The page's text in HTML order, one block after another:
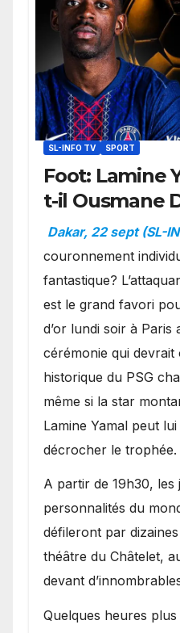
SL-INFO TV SPORT
Foot: Lamine
t-il Ousmane
Ballon d’or ?
Dakar, 22 sept (SL-
couronnement
fantastique?
est le grand favori
d’or lundi soir à Paris
cérémonie qui devrait
historique du PSG
même si la star
Lamine Yamal peut
décrocher le trophée.
A partir de 19h30,
personnalités du
défileront par
théâtre du Châtelet,
devant
Quelques heures